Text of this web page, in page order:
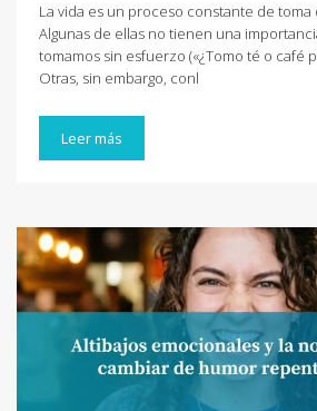
La vida es un proceso constante de toma
Algunas de ellas no tienen una
tomamos sin esfuerzo («¿Tomo té o café
Otras, sin embargo, conl
Leer más